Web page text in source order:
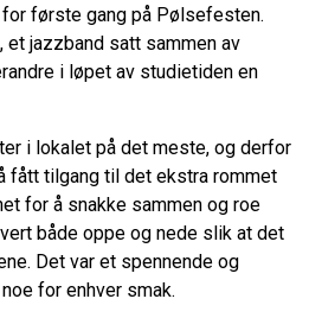
for første gang på Pølsefesten.
et jazzband satt sammen av
i løpet av studietiden en
i lokalet på det meste, og derfor
fått tilgang til det ekstra rommet
for å snakke sammen og roe
både oppe og nede slik at det
Det var et spennende og
for enhver smak.